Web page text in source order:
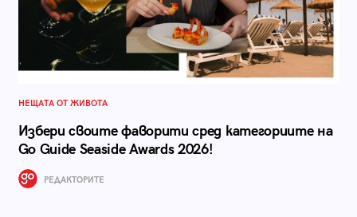
НЕЩАТА ОТ ЖИВОТА
Избери своите фаворити сред категориите на
Go Guide Seaside Awards 2026!
РЕДАКТОРИТЕ